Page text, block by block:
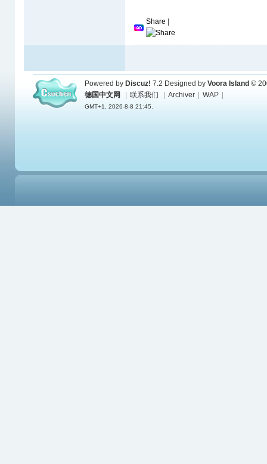
Share
Powered by Discuz! 7.2 Designed by Voora Island ©
德国中文网
联系我们 Archiver WAP
GMT+1, 2026-8-8 21:45.